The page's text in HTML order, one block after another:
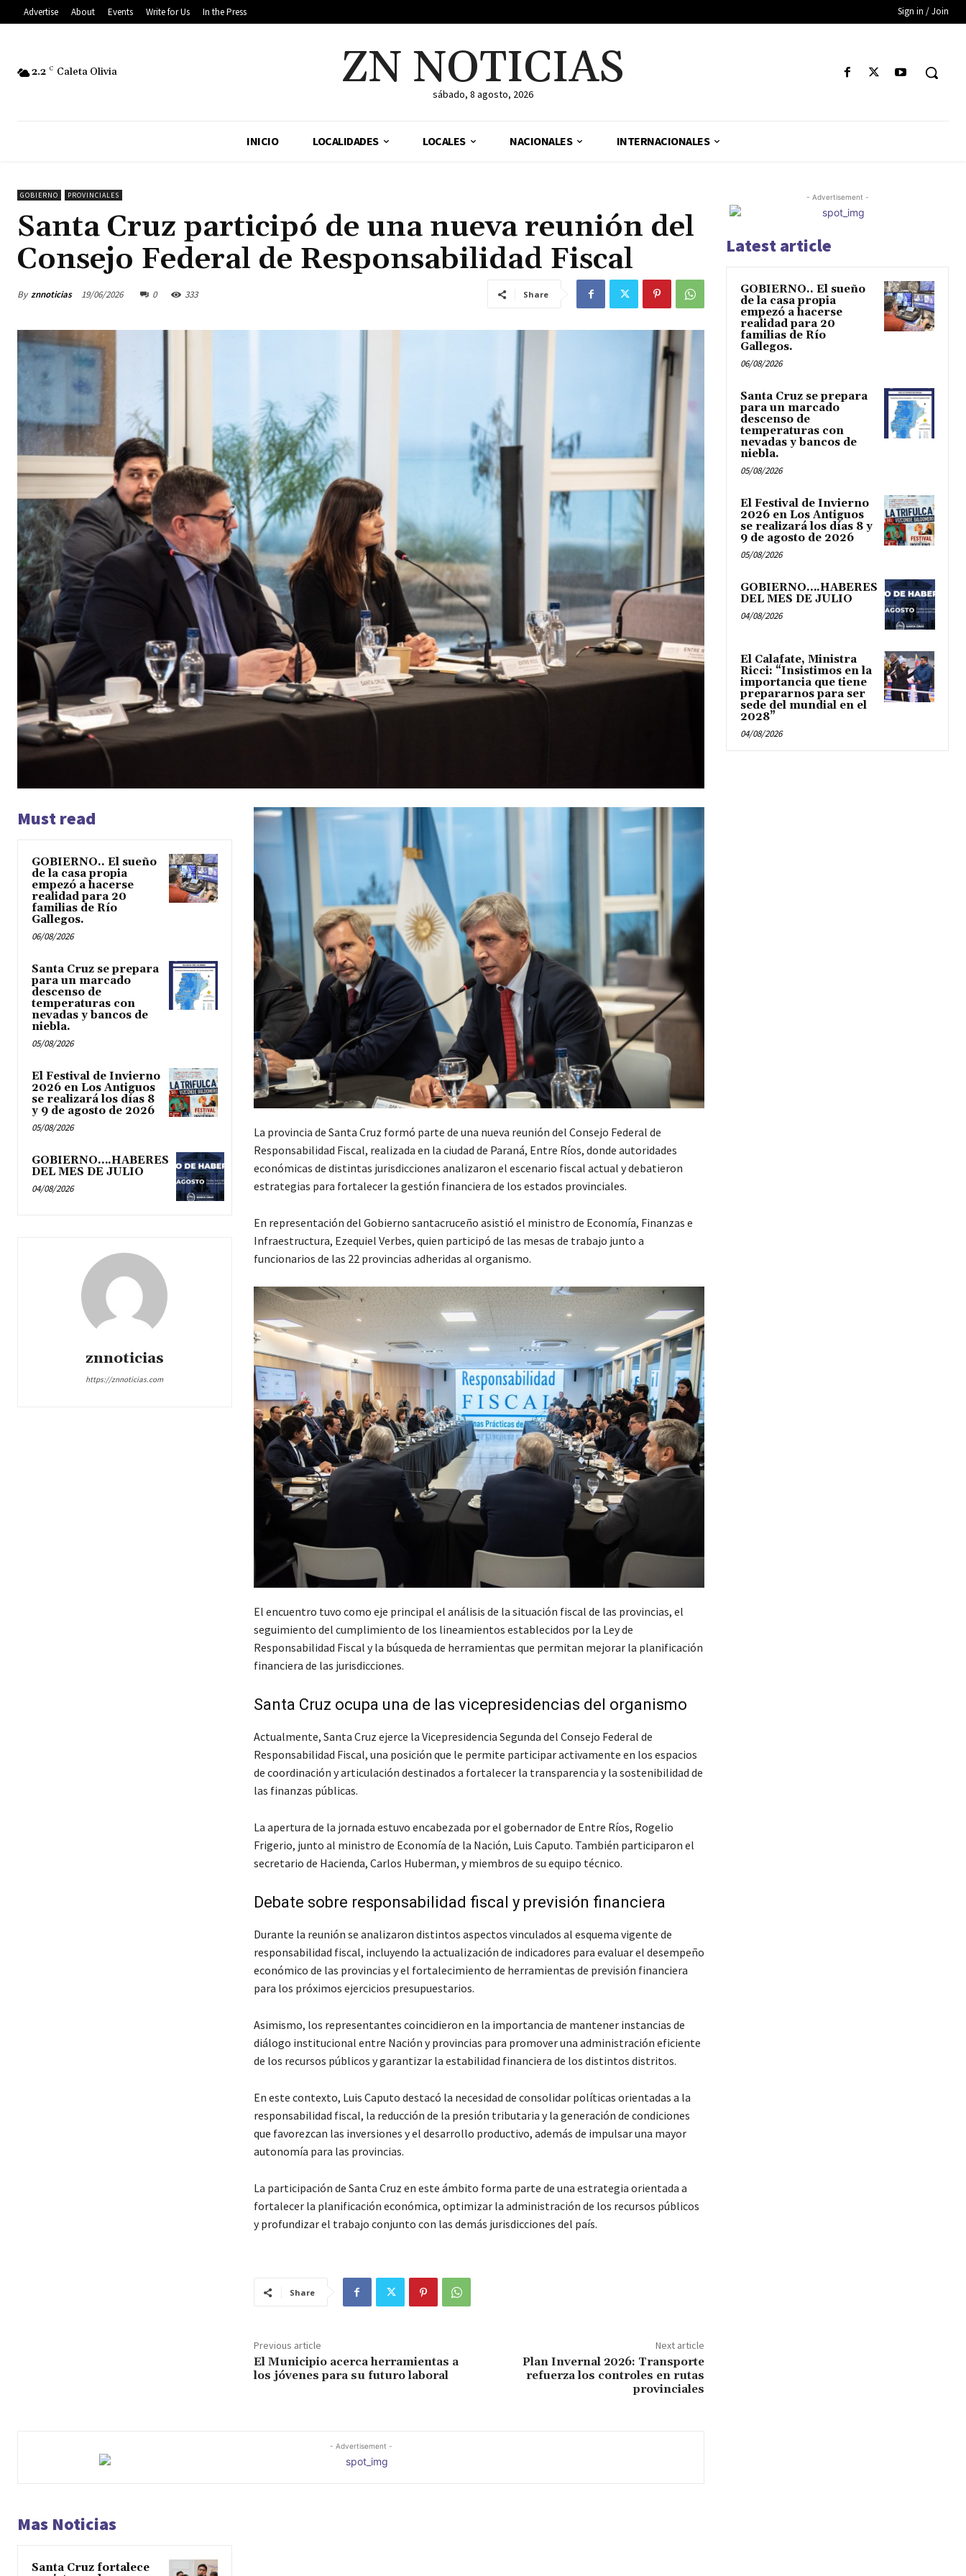
Advertise About Events Write for Us In the Press Sign in / Join
2.2 C Caleta Olivia ZN NOTICIAS
sábado, 8 agosto, 2026
INICIO LOCALIDADES LOCALES NACIONALES INTERNACIONALES
GOBIERNO PROVINCIALES
Santa Cruz participó de una nueva reunión del
Consejo Federal de Responsabilidad Fiscal
By znnoticias 19/06/2026 0 333 Share
Must read
GOBIERNO.. El sueño
de la casa propia
empezó a hacerse
realidad para 20
familias de Río
Gallegos.
06/08/2026
Santa Cruz se prepara
para un marcado
descenso de
temperaturas con
nevadas y bancos de
niebla.
05/08/2026
El Festival de Invierno
2026 en Los Antiguos
se realizará los días 8
y 9 de agosto de 2026
05/08/2026
GOBIERNO….HABERES
DEL MES DE JULIO
04/08/2026
znnoticias
https://znnoticias.com
La provincia de Santa Cruz formó parte de una nueva reunión del Consejo Federal de
Responsabilidad Fiscal, realizada en la ciudad de Paraná, Entre Ríos, donde autoridades
económicas de distintas jurisdicciones analizaron el escenario fiscal actual y debatieron
estrategias para fortalecer la gestión financiera de los estados provinciales.
En representación del Gobierno santacruceño asistió el ministro de Economía, Finanzas e
Infraestructura, Ezequiel Verbes, quien participó de las mesas de trabajo junto a
funcionarios de las 22 provincias adheridas al organismo.
El encuentro tuvo como eje principal el análisis de la situación fiscal de las provincias, el
seguimiento del cumplimiento de los lineamientos establecidos por la Ley de
Responsabilidad Fiscal y la búsqueda de herramientas que permitan mejorar la planificación
financiera de las jurisdicciones.
Santa Cruz ocupa una de las vicepresidencias del organismo
Actualmente, Santa Cruz ejerce la Vicepresidencia Segunda del Consejo Federal de
Responsabilidad Fiscal, una posición que le permite participar activamente en los espacios
de coordinación y articulación destinados a fortalecer la transparencia y la sostenibilidad de
las finanzas públicas.
La apertura de la jornada estuvo encabezada por el gobernador de Entre Ríos, Rogelio
Frigerio, junto al ministro de Economía de la Nación, Luis Caputo. También participaron el
secretario de Hacienda, Carlos Huberman, y miembros de su equipo técnico.
Debate sobre responsabilidad fiscal y previsión financiera
Durante la reunión se analizaron distintos aspectos vinculados al esquema vigente de
responsabilidad fiscal, incluyendo la actualización de indicadores para evaluar el desempeño
económico de las provincias y el fortalecimiento de herramientas de previsión financiera
para los próximos ejercicios presupuestarios.
Asimismo, los representantes coincidieron en la importancia de mantener instancias de
diálogo institucional entre Nación y provincias para promover una administración eficiente
de los recursos públicos y garantizar la estabilidad financiera de los distintos distritos.
En este contexto, Luis Caputo destacó la necesidad de consolidar políticas orientadas a la
responsabilidad fiscal, la reducción de la presión tributaria y la generación de condiciones
que favorezcan las inversiones y el desarrollo productivo, además de impulsar una mayor
autonomía para las provincias.
La participación de Santa Cruz en este ámbito forma parte de una estrategia orientada a
fortalecer la planificación económica, optimizar la administración de los recursos públicos
y profundizar el trabajo conjunto con las demás jurisdicciones del país.
Share
Previous article
El Municipio acerca herramientas a
los jóvenes para su futuro laboral
Next article
Plan Invernal 2026: Transporte
refuerza los controles en rutas
provinciales
- Advertisement -
Mas Noticias
Santa Cruz fortalece
- Advertisement -
Latest article
GOBIERNO.. El sueño
de la casa propia
empezó a hacerse
realidad para 20
familias de Río
Gallegos.
06/08/2026
Santa Cruz se prepara
para un marcado
descenso de
temperaturas con
nevadas y bancos de
niebla.
05/08/2026
El Festival de Invierno
2026 en Los Antiguos
se realizará los días 8 y
9 de agosto de 2026
05/08/2026
GOBIERNO….HABERES
DEL MES DE JULIO
04/08/2026
El Calafate, Ministra
Ricci: “Insistimos en la
importancia que tiene
prepararnos para ser
sede del mundial en el
2028”
04/08/2026